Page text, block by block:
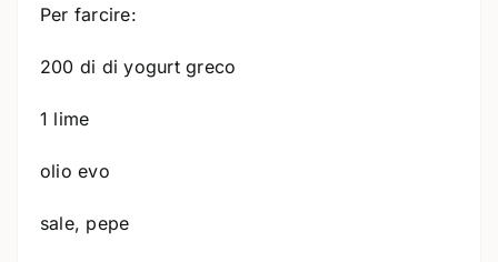
Per farcire:
200 di di yogurt greco
1 lime
olio evo
sale, pepe